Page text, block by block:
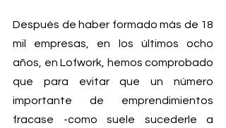
Después de haber formado más de 18
mil empresas, en los últimos ocho
años, en Lofwork, hemos comprobado
que para evitar que un número
importante de emprendimientos
fracase -como suele sucederle a